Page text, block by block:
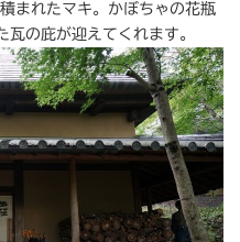
まれたマキ。かぼちゃの花瓶
の庇が迎えてくれます。